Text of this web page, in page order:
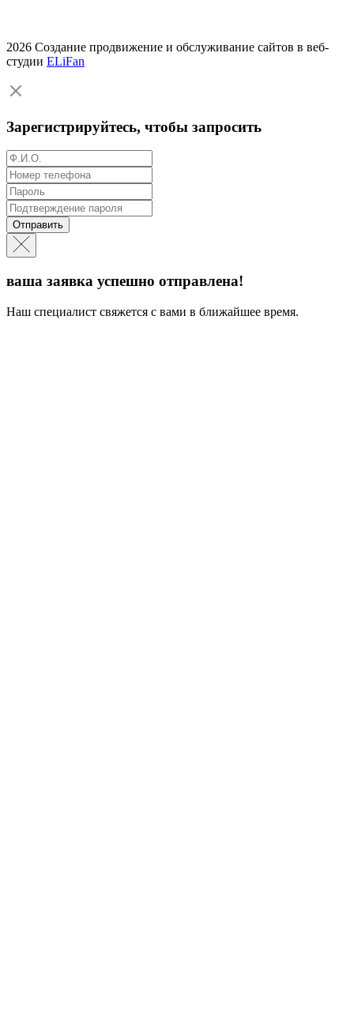
2026 Создание продвижение и обслуживание сайтов в веб-
студии ELiFan
Зарегистрируйтесь, чтобы запросить
Отправить
ваша заявка успешно отправлена!
Наш специалист свяжется с вами в ближайшее время.